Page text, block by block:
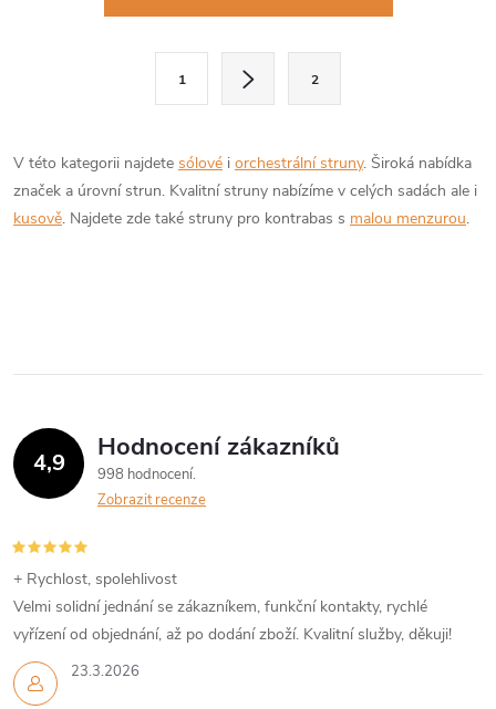
d
a
c
r
k
y
v
ý
p
i
á
n
k
í
1 2
V této kategorii najdete sólové i orchestrální struny. Široká nabídka
značek a úrovní strun. Kvalitní struny nabízíme v celých sadách ale i
kusově. Najdete zde také struny pro kontrabas s malou menzurou.
4,9 Hodnocení zákazníků
998 hodnocení
Zobrazit recenze
23.3.2026
+ Rychlost, spolehlivost
Velmi solidní jednání se zákazníkem, funkční kontakty, rychlé
vyřízení od objednání, až po dodání zboží. Kvalitní služby, děkuji!